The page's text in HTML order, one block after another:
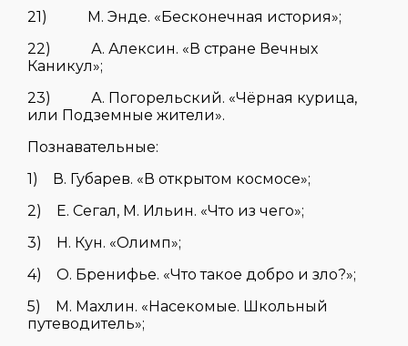
21) М. Энде. «Бесконечная история»;
22) А. Алексин. «В стране Вечных
Каникул»;
23) А. Погорельский. «Чёрная курица,
или Подземные жители».
Познавательные:
1) В. Губарев. «В открытом космосе»;
2) Е. Сегал, М. Ильин. «Что из чего»;
3) Н. Кун. «Олимп»;
4) О. Бренифье. «Что такое добро и зло?»;
5) М. Махлин. «Насекомые. Школьный
путеводитель»;